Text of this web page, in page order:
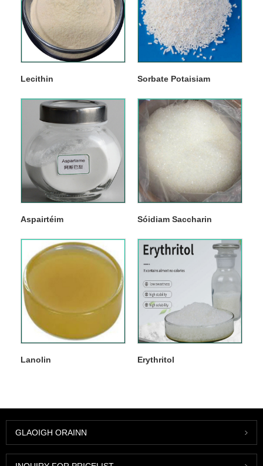
Lecithin Sorbate Potaisiam
Aspairtéim Sóidiam Saccharin
Lanolin Erythritol
GLAOIGH ORAINN